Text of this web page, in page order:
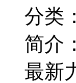
分类：
简介：
最新